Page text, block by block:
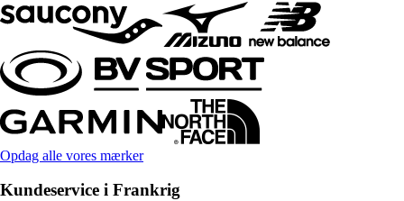
Opdag alle vores mærker
Kundeservice i Frankrig